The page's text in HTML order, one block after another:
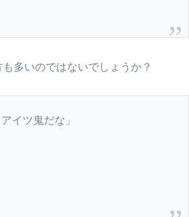
多いのではないでしょうか？
イツ鬼だな」